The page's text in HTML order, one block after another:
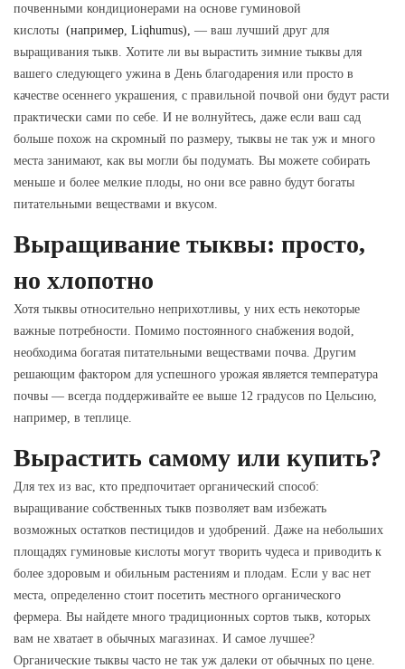
почвенными кондиционерами на основе гуминовой
кислоты (например, Liqhumus), — ваш лучший друг для
выращивания тыкв. Хотите ли вы вырастить зимние тыквы для
вашего следующего ужина в День благодарения или просто в
качестве осеннего украшения, с правильной почвой они будут расти
практически сами по себе. И не волнуйтесь, даже если ваш сад
больше похож на скромный по размеру, тыквы не так уж и много
места занимают, как вы могли бы подумать. Вы можете собирать
меньше и более мелкие плоды, но они все равно будут богаты
питательными веществами и вкусом.
Выращивание тыквы: просто,
но хлопотно
Хотя тыквы относительно неприхотливы, у них есть некоторые
важные потребности. Помимо постоянного снабжения водой,
необходима богатая питательными веществами почва. Другим
решающим фактором для успешного урожая является температура
почвы — всегда поддерживайте ее выше 12 градусов по Цельсию,
например, в теплице.
Вырастить самому или купить?
Для тех из вас, кто предпочитает органический способ:
выращивание собственных тыкв позволяет вам избежать
возможных остатков пестицидов и удобрений. Даже на небольших
площадях гуминовые кислоты могут творить чудеса и приводить к
более здоровым и обильным растениям и плодам. Если у вас нет
места, определенно стоит посетить местного органического
фермера. Вы найдете много традиционных сортов тыкв, которых
вам не хватает в обычных магазинах. И самое лучшее?
Органические тыквы часто не так уж далеки от обычных по цене.